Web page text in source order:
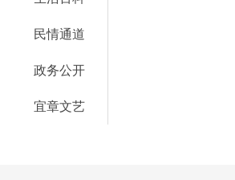
民情通道
政务公开
宜章文艺